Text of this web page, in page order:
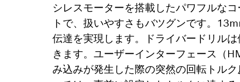
シレスモーターを搭載したパワフルな
トで、扱いやすさもバツグンです。
伝達を実現します。ドライバードリル
きます。ユーザーインターフェース（
み込みが発生した際の突然の回転トル